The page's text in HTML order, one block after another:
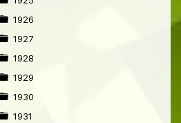
1926
1927
1928
1929
1930
1931